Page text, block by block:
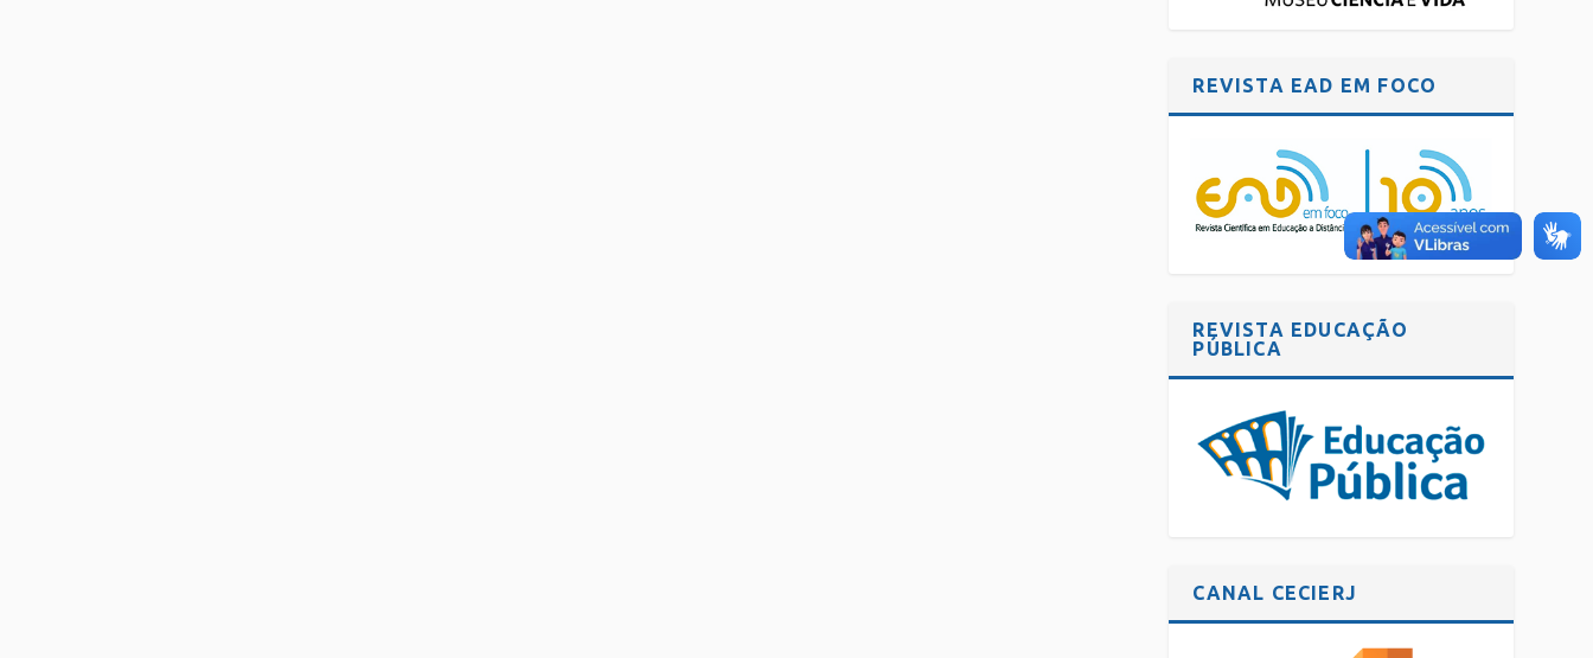
REVISTA EAD EM FOCO
REVISTA EDUCAÇÃO
PÚBLICA
CANAL CECIERJ